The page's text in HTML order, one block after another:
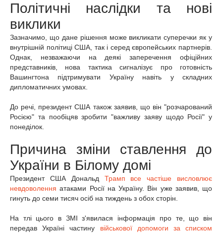
Політичні наслідки та нові
виклики
Зазначимо, що дане рішення може викликати суперечки як у
внутрішній політиці США, так і серед європейських партнерів.
Однак, незважаючи на деякі заперечення офіційних
представників, нова тактика сигналізує про готовність
Вашингтона підтримувати Україну навіть у складних
дипломатичних умовах.
До речі, президент США також заявив, що він "розчарований
Росією" та пообіцяв зробити "важливу заяву щодо Росії" у
понеділок.
Причина зміни ставлення до
України в Білому домі
Президент США Дональд
Трамп все частіше висловлює
невдоволення атаками Росії на Україну. Він уже заявив, що
гинуть до семи тисяч осіб на тиждень з обох сторін.
На тлі цього в ЗМІ з'явилася інформація про те, що він
передав Україні частину
військової допомоги за списком